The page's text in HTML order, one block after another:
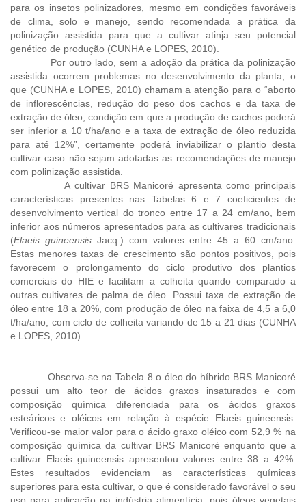
para os insetos polinizadores, mesmo em condições favoráveis
de clima, solo e manejo, sendo recomendada a prática da
polinização assistida para que a cultivar atinja seu potencial
genético de produção (CUNHA e LOPES, 2010).
Por outro lado, sem a adoção da prática da polinização
assistida ocorrem problemas no desenvolvimento da planta, o
que (CUNHA e LOPES, 2010) chamam a atenção para o “aborto
de inflorescências, redução do peso dos cachos e da taxa de
extração de óleo, condição em que a produção de cachos poderá
ser inferior a 10 t/ha/ano e a taxa de extração de óleo reduzida
para até 12%”, certamente poderá inviabilizar o plantio desta
cultivar caso não sejam adotadas as recomendações de manejo
com polinização assistida.
A cultivar BRS Manicoré apresenta como principais
características presentes nas Tabelas 6 e 7 coeficientes de
desenvolvimento vertical do tronco entre 17 a 24 cm/ano, bem
inferior aos números apresentados para as cultivares tradicionais
(Elaeis guineensisJacq.) com valores entre 45 a 60 cm/ano.
Estas menores taxas de crescimento são pontos positivos, pois
favorecem o prolongamento do ciclo produtivo dos plantios
comerciais do HIE e facilitam a colheita quando comparado a
outras cultivares de palma de óleo. Possui taxa de extração de
óleo entre 18 a 20%, com produção de óleo na faixa de 4,5 a 6,0
t/ha/ano, com ciclo de colheita variando de 15 a 21 dias (CUNHA
e LOPES, 2010).
Observa-se na Tabela 8 o óleo do híbrido BRS Manicoré
possui um alto teor de ácidos graxos insaturados e com
composição química diferenciada para os ácidos graxos
esteáricos e oléicos em relação à espécie Elaeis guineensis.
Verificou-se maior valor para o ácido graxo oléico com 52,9 % na
composição química da cultivar BRS Manicoré enquanto que a
cultivar Elaeis guineensis apresentou valores entre 38 a 42%.
Estes resultados evidenciam as características químicas
superiores para esta cultivar, o que é considerado favorável o seu